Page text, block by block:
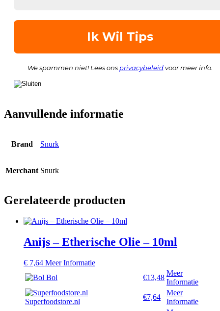
We spammen niet! Lees ons privacybeleidvoor meer info.
Aanvullende informatie
Brand Snurk
Merchant Snurk
Gerelateerde producten
Anijs – Etherische Olie – 10ml
€ 7,64 Meer Informatie
Bol
€13,48
Meer
Informatie
Superfoodstore.nl
€7,64
Meer
Informatie